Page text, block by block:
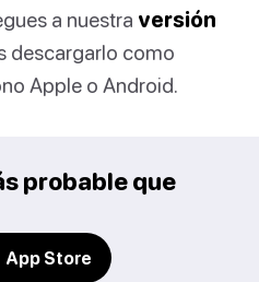
a nuestra versión
descargarlo como
Apple o Android.
probable que
App Store